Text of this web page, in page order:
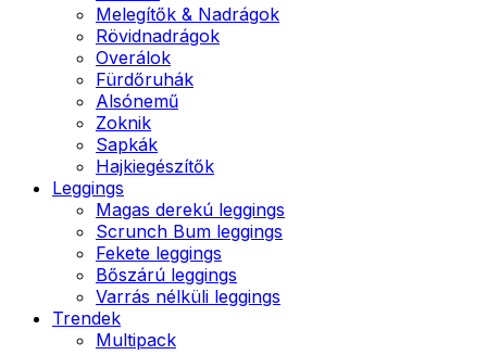
Melegítők & Nadrágok
Rövidnadrágok
Overálok
Fürdőruhák
Alsónemű
Zoknik
Sapkák
Hajkiegészítők
Leggings
Magas derekú leggings
Scrunch Bum leggings
Fekete leggings
Bőszárú leggings
Varrás nélküli leggings
Trendek
Multipack